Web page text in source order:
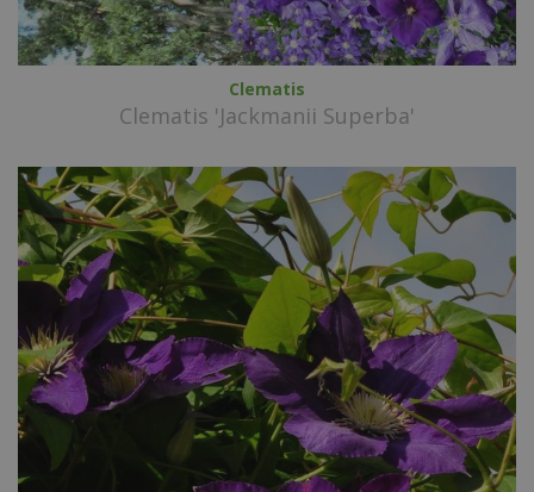
Clematis
Clematis 'Jackmanii Superba'